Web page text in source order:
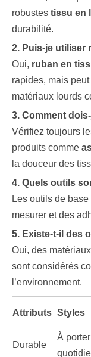
robustes tissu en
durabilité.
2. Puis-je utiliser
Oui, ruban en
rapides, mais
matériaux lourds
3. Comment
Vérifiez toujours
produits comme
la douceur des
4. Quels outils
Les outils de
mesurer et des
5. Existe-t-il des
Oui, des
sont considérés
l’environnement.
Attributs Styles
Durable
À